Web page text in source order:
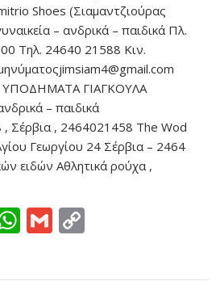
Shoes (Σιαμαντζιούρας
– ανδρικά – παιδικά Πλ.
Τηλ. 24640 21588 Κιν.
ΥΠΟΔΗΜΑΤΑ ΓΙΑΓΚΟΥΛΑ
– παιδικά
, 2464021458 The Wod
Γεωργίου 24 Σέρβια – 2464
ειδών Αθλητικά ρούχα ,
W
at
G
ai p